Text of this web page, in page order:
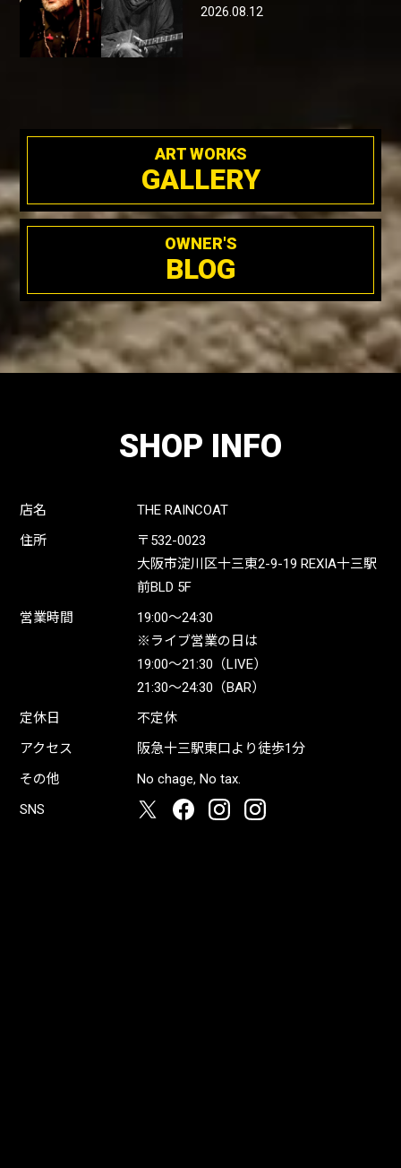
2026.08.12
ART WORKS
GALLERY
OWNER'S
BLOG
SHOP INFO
店名
THE RAINCOAT
住所
〒532-0023
大阪市淀川区十三東2-9-19 REXIA十三駅
前BLD 5F
営業時間
19:00〜24:30
※ライブ営業の日は
19:00〜21:30（LIVE）
21:30〜24:30（BAR）
定休日
不定休
アクセス
阪急十三駅東口より徒歩1分
その他
No chage, No tax.
SNS